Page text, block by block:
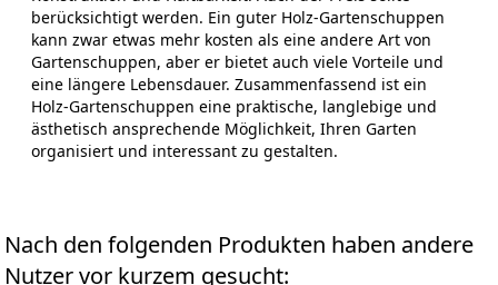
berücksichtigt werden. Ein guter Holz-Gartenschuppen
kann zwar etwas mehr kosten als eine andere Art von
Gartenschuppen, aber er bietet auch viele Vorteile und
eine längere Lebensdauer. Zusammenfassend ist ein
Holz-Gartenschuppen eine praktische, langlebige und
ästhetisch ansprechende Möglichkeit, Ihren Garten
organisiert und interessant zu gestalten.
Nach den folgenden Produkten haben andere
Nutzer vor kurzem gesucht: